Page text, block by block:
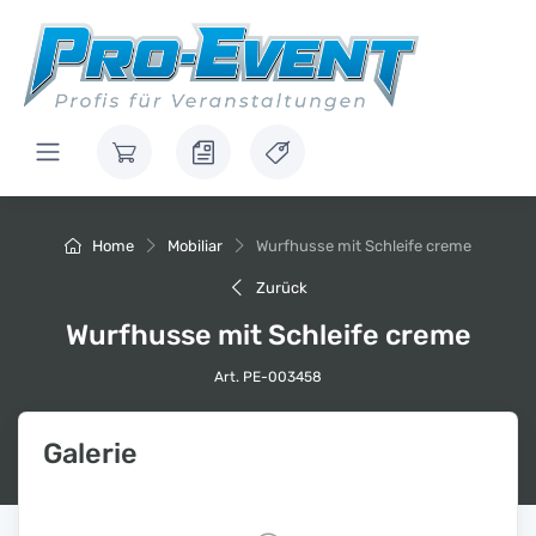
Home Mobiliar Wurfhusse mit Schleife creme
Zurück
Wurfhusse mit Schleife creme
Art. PE-003458
Galerie